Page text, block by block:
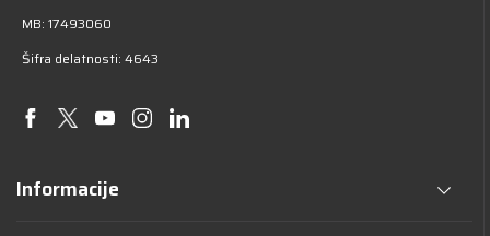
MB: 17493060
Šifra delatnosti: 4643
Informacije